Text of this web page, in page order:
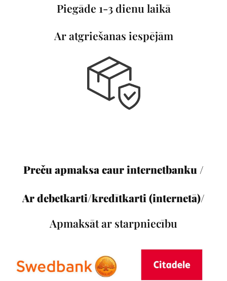
Piegāde 1-3 dienu laikā
Ar atgriešanas iespējām
Preču apmaksa caur internetbanku /
Ar debetkarti/kredītkarti (internetā)/
Apmaksāt ar starpniecību